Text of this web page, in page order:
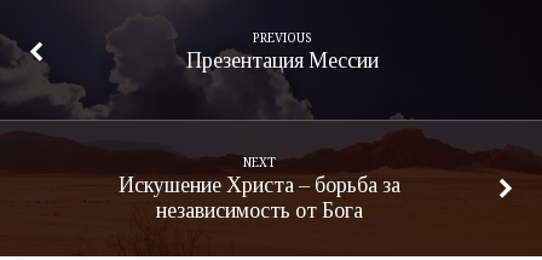
PREVIOUS
Презентация Мессии
NEXT
Искушение Христа – борьба за
независимость от Бога